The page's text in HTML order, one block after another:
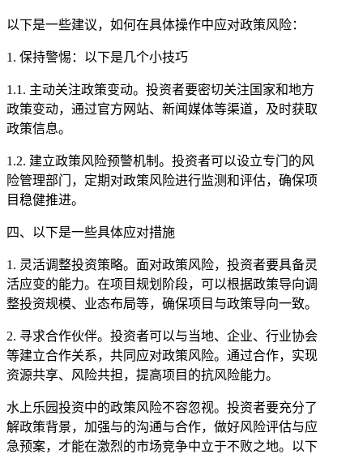
以下是一些建议，如何在具体操作中应对政策风险：
1. 保持警惕：以下是几个小技巧
1.1. 主动关注政策变动。投资者要密切关注国家和地方
政策变动，通过官方网站、新闻媒体等渠道，及时获取
政策信息。
1.2. 建立政策风险预警机制。投资者可以设立专门的风
险管理部门，定期对政策风险进行监测和评估，确保项
目稳健推进。
四、以下是一些具体应对措施
1. 灵活调整投资策略。面对政策风险，投资者要具备灵
活应变的能力。在项目规划阶段，可以根据政策导向调
整投资规模、业态布局等，确保项目与政策导向一致。
2. 寻求合作伙伴。投资者可以与当地、企业、行业协会
等建立合作关系，共同应对政策风险。通过合作，实现
资源共享、风险共担，提高项目的抗风险能力。
水上乐园投资中的政策风险不容忽视。投资者要充分了
解政策背景，加强与的沟通与合作，做好风险评估与应
急预案，才能在激烈的市场竞争中立于不败之地。以下